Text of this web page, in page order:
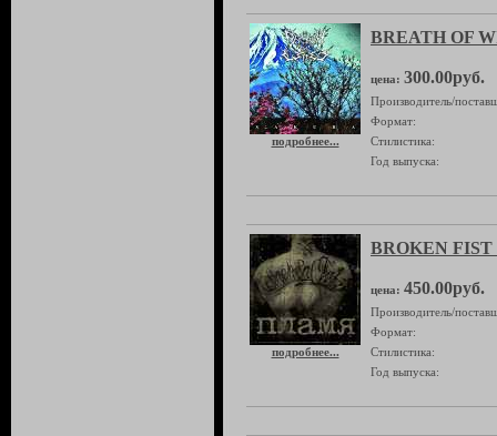
подробнее...
BREATH OF
цена: 300.00руб.
Производитель/
Формат:
Стилистика:
Год выпуска:
подробнее...
BROKEN
цена: 450.00руб.
Производитель/
Формат:
Стилистика:
Год выпуска: